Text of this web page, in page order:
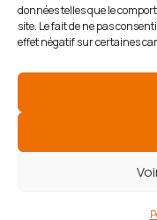
données telles que le
site. Le fait de ne pas
effet négatif sur certaines